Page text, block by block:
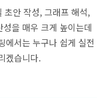
초안 작성, 그래프 해석,
을 매우 크게 높이는데
에서는 누구나 쉽게 실전
겠습니다.